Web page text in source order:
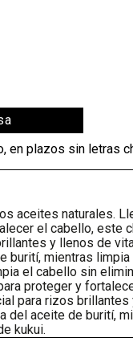
aceites naturales.
el cabello, este
y llenos de
burití, mientras
el cabello sin
proteger y
para rizos
del aceite de burití,
kukui.